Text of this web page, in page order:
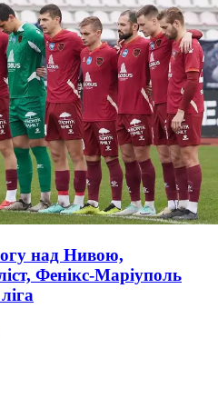
над Нивою,
Фенікс-Маріуполь